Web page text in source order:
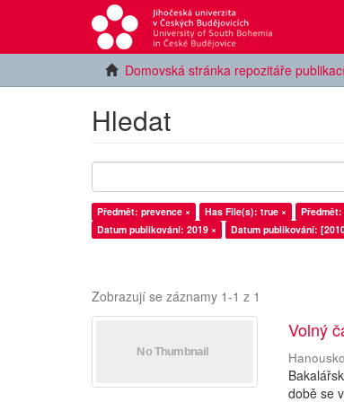
Domovská stránka repozitáře
Hledat
Předmět: prevence × Has File(s): true ×
Datum publikování: 2019 ×
Datum publikování:
Zobrazují se záznamy 1-1 z 1
Volný
době se